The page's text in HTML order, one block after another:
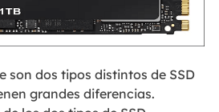
son dos tipos distintos de SSD
grandes diferencias.